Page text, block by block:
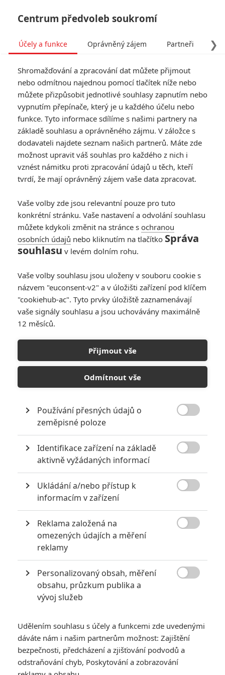
Tag: Konspirátor
ČLÁNKY FILMY(1) OSOBY(0) VIDEA (0)
TOP 2012: Ty
nejlepší filmy na DVD
II.
RECENZE FILMŮ
10
Recenze: Zcela výjimečná Gerta
Schnirch nebarví hnus českých dějin
5
Recenze: Záhada strašidelného
zámku úroveň štědrovečerních
pohádek nepozvedla
8 Recenze: Občanská válka
6
Recenze: Godzilla x Kong: Nové
impérium
8 Recenze: Opičí muž
POSLEDNÍ KOMENTOVANÉ
ČLÁNEK | 01.08.2026 16:40
Marvel nečekaně zrušil již schválené pokračování
433
拆彈專家
dobrodružství s vůní Afriky
1ČLÁNEK | 30.07.2026 12:31
Spider-Man: Zbrusu nový den – Podle recenzí máme čekat
překvapivě emotivní a osobní film
Centrum předvoleb soukromí
❯
Účely a funkce Oprávněný zájem Partneři
Shromažďování a zpracování dat můžete přijmout
nebo odmítnou najednou pomocí tlačítek níže nebo
můžete přizpůsobit jednotlivé souhlasy zapnutím nebo
vypnutím přepínače, který je u každého účelu nebo
funkce. Tyto informace sdílíme s našimi partnery na
základě souhlasu a oprávněného zájmu. V záložce s
dodavateli najdete seznam našich partnerů. Máte zde
možnost upravit váš souhlas pro každého z nich i
vznést námitku proti zpracování údajů u těch, kteří
tvrdí, že mají oprávněný zájem vaše data zpracovat.
Vaše volby zde jsou relevantní pouze pro tuto
konkrétní stránku. Vaše nastavení a odvolání souhlasu
můžete kdykoli změnit na stránce s ochranou
osobních údajů nebo kliknutím na tlačítko Správa
souhlasu v levém dolním rohu.
Vaše volby souhlasu jsou uloženy v souboru cookie s
názvem "euconsent-v2" a v úložišti zařízení pod klíčem
"cookiehub-ac". Tyto prvky úložiště zaznamenávají
vaše signály souhlasu a jsou uchovávány maximálně
12 měsíců.
Přijmout vše
Odmítnout vše
Používání přesných údajů o
zeměpisné poloze
Identifikace zařízení na základě
aktivně vyžádaných informací
Ukládání a/nebo přístup k
informacím v zařízení
Reklama založená na
omezených údajích a měření
reklamy
Personalizovaný obsah, měření
obsahu, průzkum publika a
vývoj služeb
Udělením souhlasu s účely a funkcemi zde uvedenými
dáváte nám i našim partnerům možnost: Zajištění
bezpečnosti, předcházení a zjišťování podvodů a
odstraňování chyb, Poskytování a zobrazování